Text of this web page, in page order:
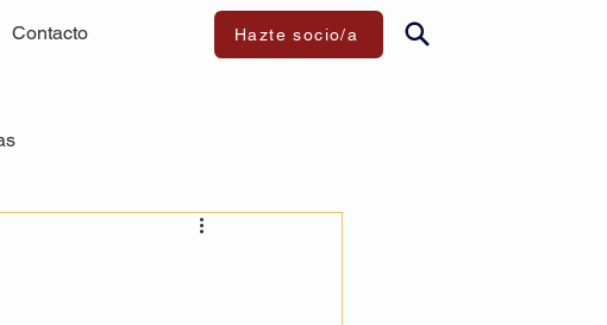
Contacto Hazte socio/a